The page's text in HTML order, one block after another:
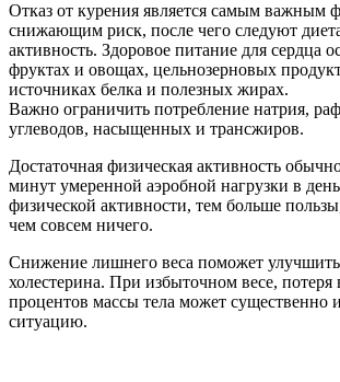
Отказ от курения является самым важным
снижающим риск, после чего следуют
активность. Здоровое питание для сердца
фруктах и овощах, цельнозерновых
источниках белка и полезных жирах.
Важно ограничить потребление натрия,
углеводов, насыщенных и трансжиров.
Достаточная физическая активность
минут умеренной аэробной нагрузки в
физической активности, тем больше
чем совсем ничего.
Снижение лишнего веса поможет
холестерина. При избыточном весе, потеря
процентов массы тела может существенно
ситуацию.